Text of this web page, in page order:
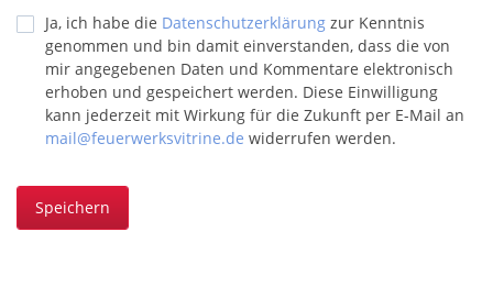
Ja, ich habe die Datenschutzerklärung zur Kenntnis
genommen und bin damit einverstanden, dass die von
mir angegebenen Daten und Kommentare elektronisch
erhoben und gespeichert werden. Diese Einwilligung
kann jederzeit mit Wirkung für die Zukunft per E-Mail an
mail@feuerwerksvitrine.de widerrufen werden.
Speichern